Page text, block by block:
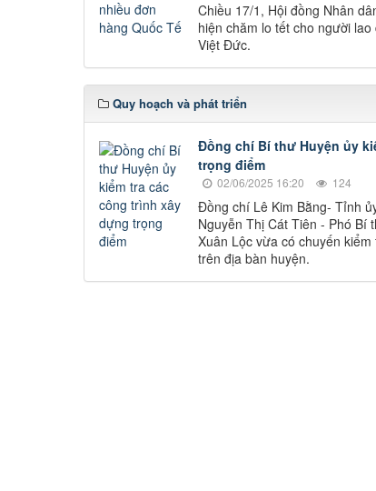
Chiều 17/1, Hội đồng Nhân
hiện chăm lo tết cho người
Việt Đức.
Quy hoạch và phát triển
Đồng chí Bí thư Huyện ủy
trọng điểm
02/06/2025 16:20 124
Đồng chí Lê Kim Bằng- Tỉnh
Nguyễn Thị Cát Tiên - Phó Bí
Xuân Lộc vừa có chuyến
trên địa bàn huyện.